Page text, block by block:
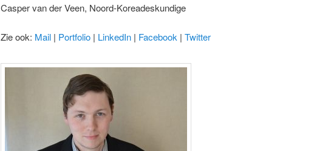
Casper van der Veen, Noord-Koreadeskundige
Zie ook: Mail| Portfolio| LinkedIn| Facebook| Twitter